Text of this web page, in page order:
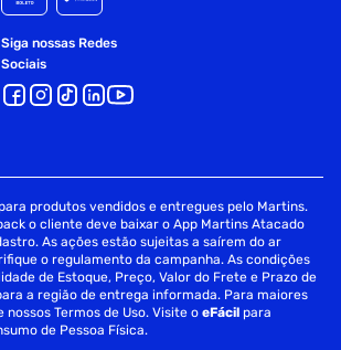
Siga nossas Redes
Sociais
produtos vendidos e entregues pelo Martins.
o cliente deve baixar o App Martins Atacado
As ações estão sujeitas a saírem do ar
o regulamento da campanha. As condições
de Estoque, Preço, Valor do Frete e Prazo de
a região de entrega informada. Para maiores
Termos de Uso. Visite oeFácil para
de Pessoa Física.